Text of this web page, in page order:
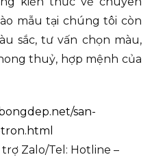
mẫu tại chúng tôi còn
sắc, tư vấn chọn màu,
thuỷ, hợp mệnh của
san-
Zalo/Tel: Hotline –